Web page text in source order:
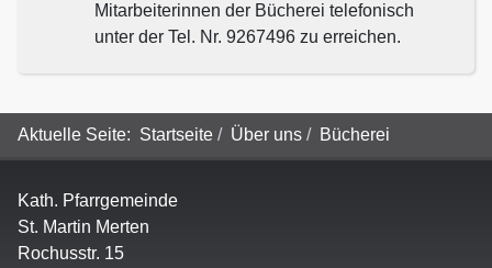
Mitarbeiterinnen der Bücherei telefonisch
unter der Tel. Nr. 9267496 zu erreichen.
Aktuelle Seite: Startseite Über uns Bücherei
Kath. Pfarrgemeinde
St. Martin Merten
Rochusstr. 15